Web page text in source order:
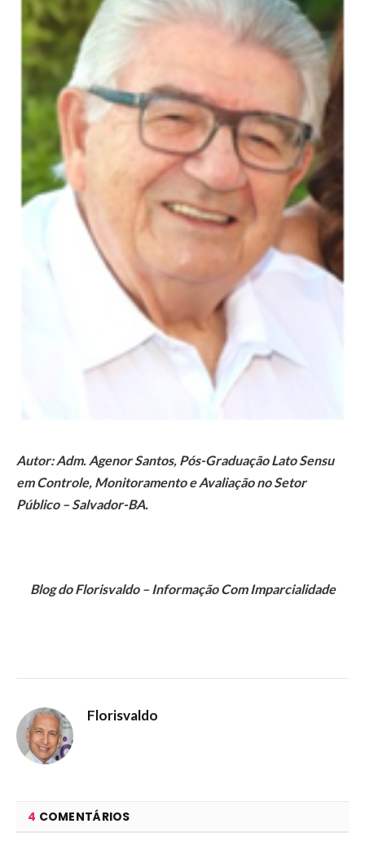
Autor: Adm. Agenor Santos, Pós-Graduação Lato Sensu
em Controle, Monitoramento e Avaliação no Setor
Público – Salvador-BA.
Blog do Florisvaldo – Informação Com Imparcialidade
Florisvaldo
4 COMENTÁRIOS